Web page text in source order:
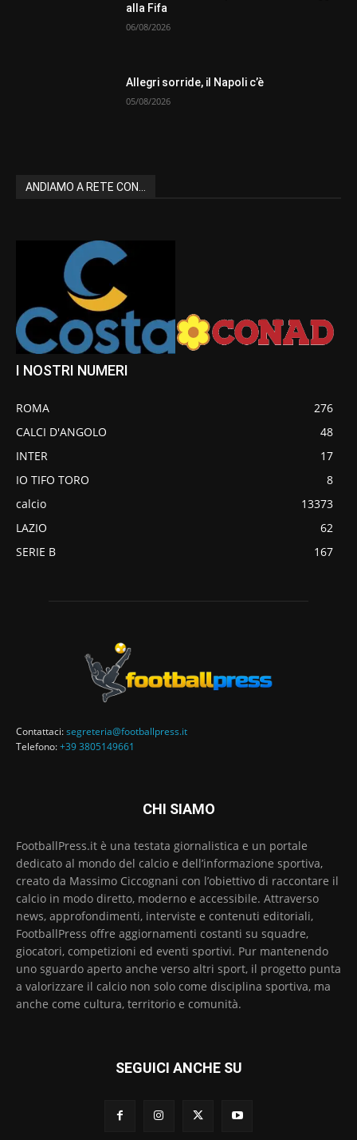
alla Fifa
06/08/2026
Allegri sorride, il Napoli c’è
05/08/2026
ANDIAMO A RETE CON...
I NOSTRI NUMERI
ROMA
276
CALCI D'ANGOLO
48
INTER
17
IO TIFO TORO
8
calcio
13373
LAZIO
62
SERIE B
167
Contattaci:segreteria@footballpress.it
Telefono:+39 3805149661
CHI SIAMO
FootballPress.it è una testata giornalistica e un portale
dedicato al mondo del calcio e dell’informazione sportiva,
creato da Massimo Ciccognani con l’obiettivo di raccontare il
calcio in modo diretto, moderno e accessibile. Attraverso
news, approfondimenti, interviste e contenuti editoriali,
FootballPress offre aggiornamenti costanti su squadre,
giocatori, competizioni ed eventi sportivi. Pur mantenendo
uno sguardo aperto anche verso altri sport, il progetto punta
a valorizzare il calcio non solo come disciplina sportiva, ma
anche come cultura, territorio e comunità.
SEGUICI ANCHE SU